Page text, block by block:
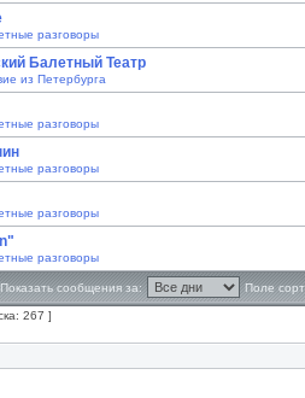
разговоры
Балетный Театр
из Петербурга
разговоры
разговоры
разговоры
разговоры
Показать сообщения за: Поле
267 ]